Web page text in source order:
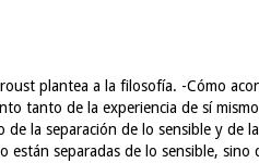
plantea a la filosofía. -Cómo
tanto de la experiencia de sí
la separación de lo sensible y de
están separadas de lo sensible, sino